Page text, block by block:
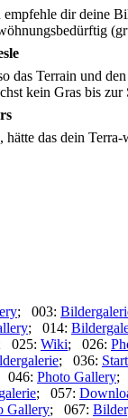
empfehle dir deine
das Terrain und
kein Gras bis zur
hätte das dein
; 003:
; 014:
025: Wiki; 026:
; 036:
046: Photo Gallery;
; 057:
Gallery; 067: